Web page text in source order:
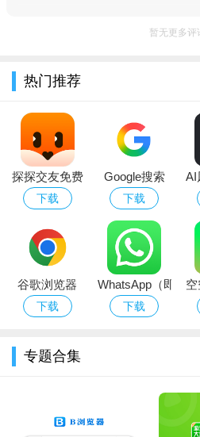
进入语言设置界面后，找到
暂无更多评
热门推荐
探探交友免费
聊天手机app
下载
Google搜索
app官网版下
载安装最新版
2026
下载
AI
谷歌浏览器
(Google
下载2026最新
版
下载
WhatsApp（即
时通讯）
下载
专题合集